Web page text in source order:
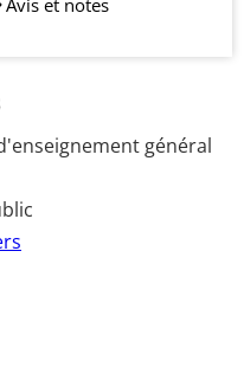
Avis et notes
général